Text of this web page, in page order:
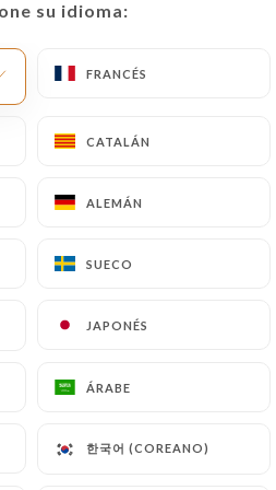
su idioma:
FRANCÉS
CATALÁN
ALEMÁN
SUECO
JAPONÉS
ÁRABE
한국어 (COREANO)
TO BEERS
su idioma:
FRANCÉS
CATALÁN
ALEMÁN
SUECO
JAPONÉS
ÁRABE
한국어 (COREANO)